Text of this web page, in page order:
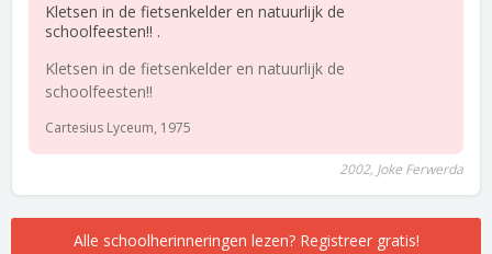
Kletsen in de fietsenkelder en natuurlijk de
schoolfeesten!! .
Kletsen in de fietsenkelder en natuurlijk de
schoolfeesten!!
Cartesius Lyceum, 1975
2002, Joke Ferwerda
Alle schoolherinneringen lezen? Registreer gratis!